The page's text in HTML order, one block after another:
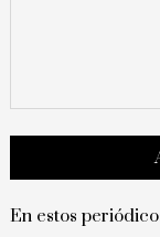
En estos